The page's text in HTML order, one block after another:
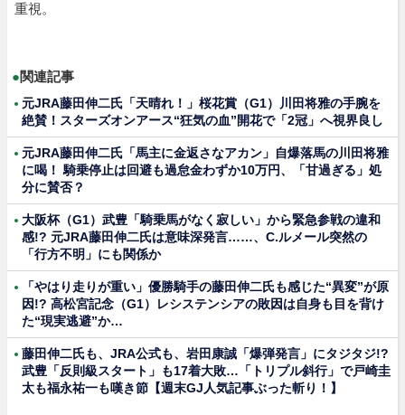
重視。
●関連記事
元JRA藤田伸二氏「天晴れ！」桜花賞（G1）川田将雅の手腕を
絶賛！スターズオンアース“狂気の血”開花で「2冠」へ視界良し
元JRA藤田伸二氏「馬主に金返さなアカン」自爆落馬の川田将雅
に喝！ 騎乗停止は回避も過怠金わずか10万円、「甘過ぎる」処
分に賛否？
大阪杯（G1）武豊「騎乗馬がなく寂しい」から緊急参戦の違和
感!? 元JRA藤田伸二氏は意味深発言……、C.ルメール突然の
「行方不明」にも関係か
「やはり走りが重い」優勝騎手の藤田伸二氏も感じた“異変”が原
因!? 高松宮記念（G1）レシステンシアの敗因は自身も目を背け
た“現実逃避”か…
藤田伸二氏も、JRA公式も、岩田康誠「爆弾発言」にタジタジ!?
武豊「反則級スタート」も17着大敗…「トリプル斜行」で戸崎圭
太も福永祐一も嘆き節【週末GJ人気記事ぶった斬り！】